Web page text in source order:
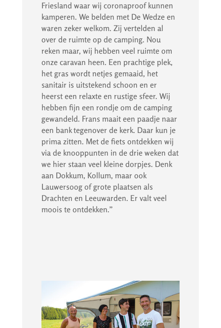
Friesland waar wij coronaproof kunnen
kamperen. We belden met De Wedze en
waren zeker welkom. Zij vertelden al
over de ruimte op de camping. Nou
reken maar, wij hebben veel ruimte om
onze caravan heen. Een prachtige plek,
het gras wordt netjes gemaaid, het
sanitair is uitstekend schoon en er
heerst een relaxte en rustige sfeer. Wij
hebben fijn een rondje om de camping
gewandeld. Frans maait een paadje naar
een bank tegenover de kerk. Daar kun je
prima zitten. Met de fiets ontdekken wij
via de knooppunten in de drie weken dat
we hier staan veel kleine dorpjes. Denk
aan Dokkum, Kollum, maar ook
Lauwersoog of grote plaatsen als
Drachten en Leeuwarden. Er valt veel
moois te ontdekken.”